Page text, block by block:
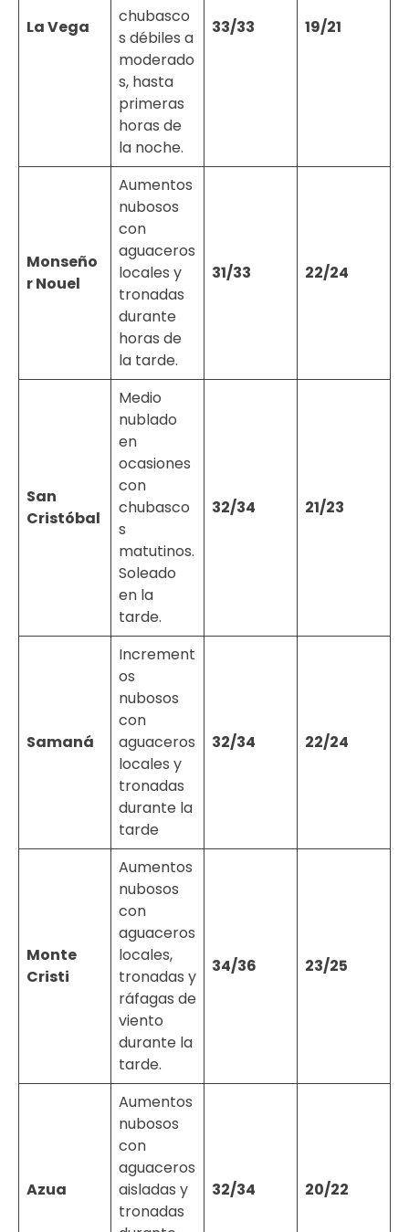
La Vega
chubasco
s débiles a
moderado
s, hasta
primeras
horas de
la noche.
33/33 19/21
Monseño
r Nouel
Aumentos
nubosos
con
aguaceros
locales y
tronadas
durante
horas de
la tarde.
31/33 22/24
San
Cristóbal
Medio
nublado
en
ocasiones
con
chubasco
s
matutinos.
Soleado
en la
tarde.
32/34 21/23
Samaná
Increment
os
nubosos
con
aguaceros
locales y
tronadas
durante la
tarde
32/34 22/24
Monte
Cristi
Aumentos
nubosos
con
aguaceros
locales,
tronadas y
ráfagas de
viento
durante la
tarde.
34/36 23/25
Azua
Aumentos
nubosos
con
aguaceros
aisladas y
tronadas
32/34 20/22